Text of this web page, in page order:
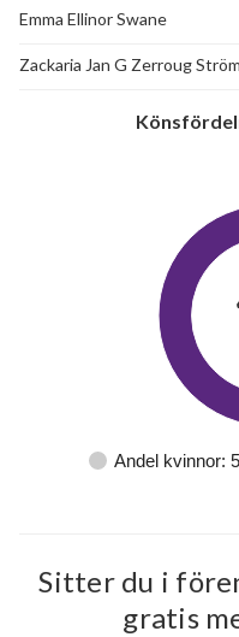
Emma Ellinor Swane
Zackaria Jan G Zerroug
Andel kvinnor:
Sitter du i
gratis